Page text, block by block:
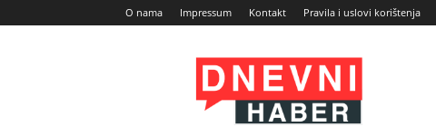
O nama Impressum Kontakt Pravila i uslovi korištenja
Dnevni
Haber